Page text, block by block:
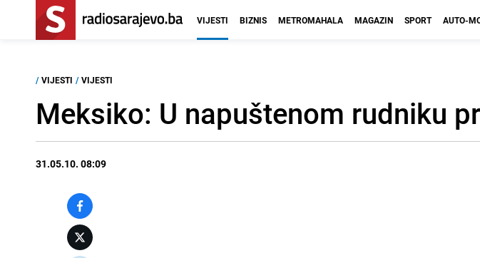
VIJESTI BIZNIS METROMAHALA MAGAZIN SPORT AUTO-
/ VIJESTI / VIJESTI
Meksiko: U napuštenom rudniku
31.05.10. 08:09